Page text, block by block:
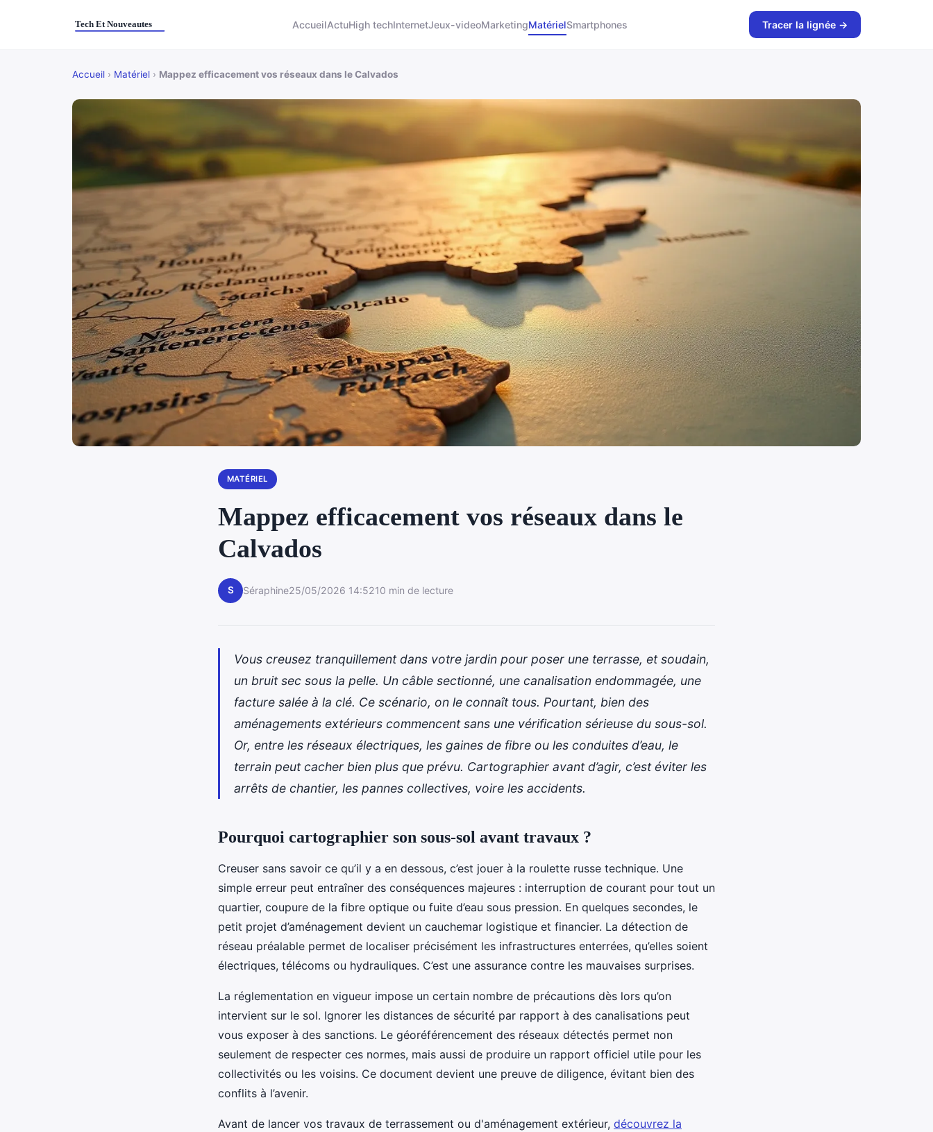
AccueilActuHigh techInternetJeux-videoMarketingMatérielSmartphones Tracer la lignée →
Accueil › Matériel › Mappez efficacement vos réseaux dans le Calvados
MATÉRIEL
Mappez efficacement vos réseaux dans le
Calvados
S Séraphine25/05/2026 14:5210 min de lecture
Vous creusez tranquillement dans votre jardin pour poser une terrasse, et soudain,
un bruit sec sous la pelle. Un câble sectionné, une canalisation endommagée, une
facture salée à la clé. Ce scénario, on le connaît tous. Pourtant, bien des
aménagements extérieurs commencent sans une vérification sérieuse du sous-sol.
Or, entre les réseaux électriques, les gaines de fibre ou les conduites d’eau, le
terrain peut cacher bien plus que prévu. Cartographier avant d’agir, c’est éviter les
arrêts de chantier, les pannes collectives, voire les accidents.
Pourquoi cartographier son sous-sol avant travaux ?
Creuser sans savoir ce qu’il y a en dessous, c’est jouer à la roulette russe technique. Une
simple erreur peut entraîner des conséquences majeures : interruption de courant pour tout un
quartier, coupure de la fibre optique ou fuite d’eau sous pression. En quelques secondes, le
petit projet d’aménagement devient un cauchemar logistique et financier. La détection de
réseau préalable permet de localiser précisément les infrastructures enterrées, qu’elles soient
électriques, télécoms ou hydrauliques. C’est une assurance contre les mauvaises surprises.
La réglementation en vigueur impose un certain nombre de précautions dès lors qu’on
intervient sur le sol. Ignorer les distances de sécurité par rapport à des canalisations peut
vous exposer à des sanctions. Le géoréférencement des réseaux détectés permet non
seulement de respecter ces normes, mais aussi de produire un rapport officiel utile pour les
collectivités ou les voisins. Ce document devient une preuve de diligence, évitant bien des
conflits à l’avenir.
Avant de lancer vos travaux de terrassement ou d'aménagement extérieur, découvrez la